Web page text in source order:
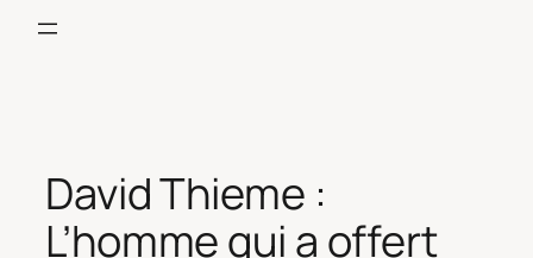
David Thieme :
L’homme qui a offert